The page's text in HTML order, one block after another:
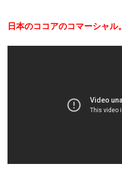
日本のココアのコマーシャル。